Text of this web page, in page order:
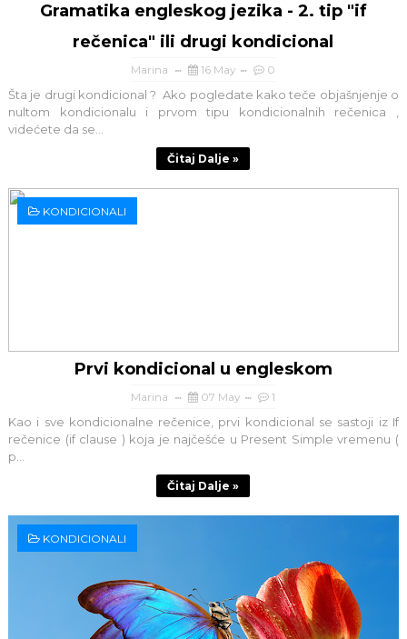
Gramatika engleskog jezika - 2. tip "if
rečenica" ili drugi kondicional
Marina 16 May 0
Šta je drugi kondicional ? Ako pogledate kako teče objašnjenje o
nultom kondicionalu i prvom tipu kondicionalnih rečenica ,
videćete da se...
Čitaj Dalje »
KONDICIONALI
Prvi kondicional u engleskom
Marina 07 May 1
Kao i sve kondicionalne rečenice, prvi kondicional se sastoji iz If
rečenice (if clause ) koja je najčešće u Present Simple vremenu (
p...
Čitaj Dalje »
KONDICIONALI